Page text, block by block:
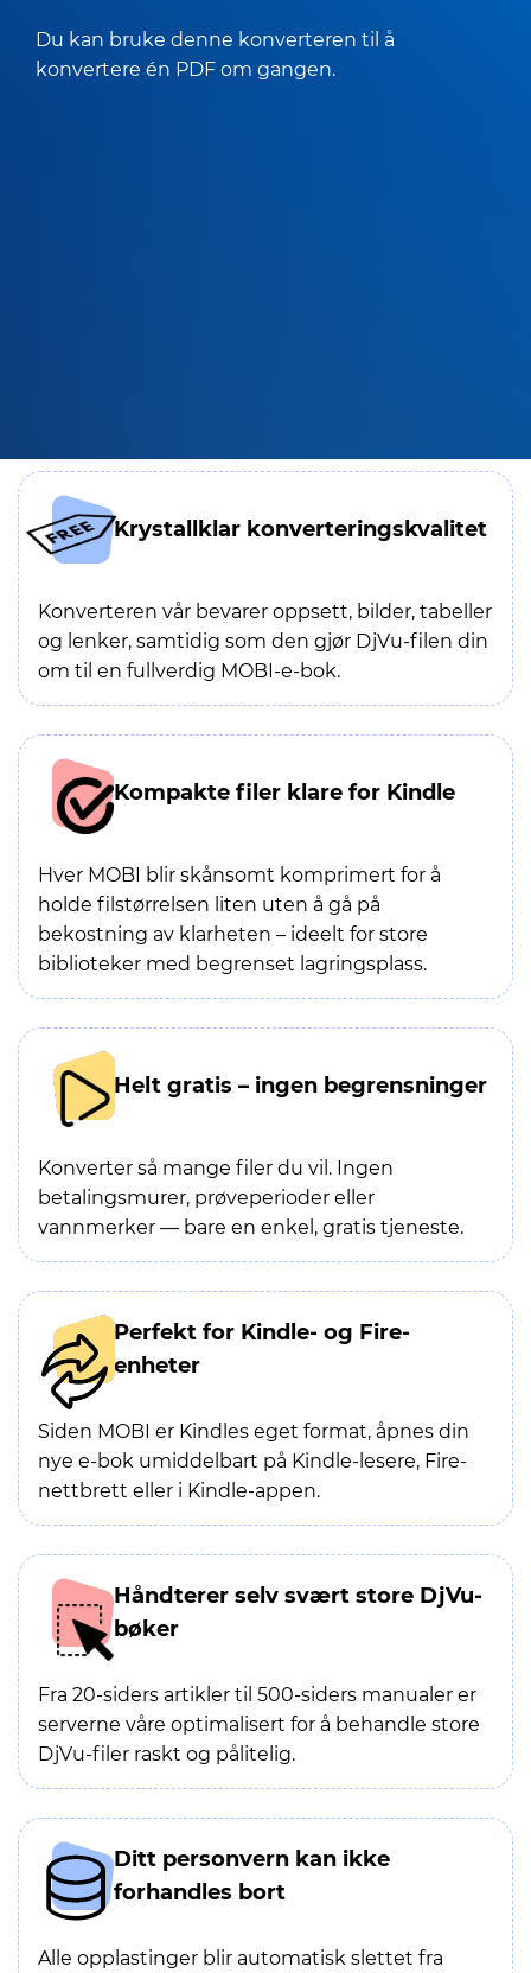
Du kan bruke denne konverteren til å
konvertere én PDF om gangen.
Krystallklar konverteringskvalitet
Konverteren vår bevarer oppsett, bilder, tabeller
og lenker, samtidig som den gjør DjVu-filen din
om til en fullverdig MOBI-e-bok.
Kompakte filer klare for Kindle
Hver MOBI blir skånsomt komprimert for å
holde filstørrelsen liten uten å gå på
bekostning av klarheten – ideelt for store
biblioteker med begrenset lagringsplass.
Helt gratis – ingen begrensninger
Konverter så mange filer du vil. Ingen
betalingsmurer, prøveperioder eller
vannmerker — bare en enkel, gratis tjeneste.
Perfekt for Kindle- og Fire-
enheter
Siden MOBI er Kindles eget format, åpnes din
nye e-bok umiddelbart på Kindle-lesere, Fire-
nettbrett eller i Kindle-appen.
Håndterer selv svært store DjVu-
bøker
Fra 20-siders artikler til 500-siders manualer er
serverne våre optimalisert for å behandle store
DjVu-filer raskt og pålitelig.
Ditt personvern kan ikke
forhandles bort
Alle opplastinger blir automatisk slettet fra